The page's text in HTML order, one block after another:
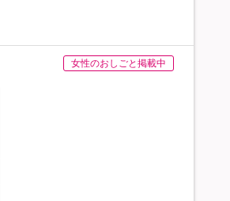
女性のおしごと掲載中